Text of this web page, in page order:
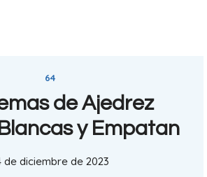
64
de Ajedrez
y Empatan
de diciembre de 2023